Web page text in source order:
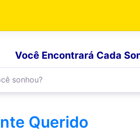
Você Encontrará Cada
Querido